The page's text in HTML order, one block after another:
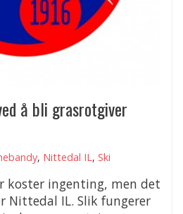
å bli grasrotgiver
, Nittedal IL, Ski
koster ingenting, men det
Nittedal IL. Slik fungerer